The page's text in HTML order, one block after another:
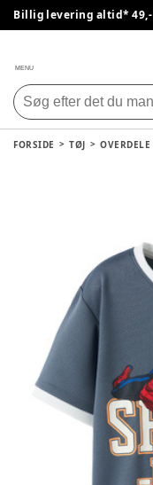
Billig levering altid* 49,-
MENU
FORSIDE TØJ OVERDELE